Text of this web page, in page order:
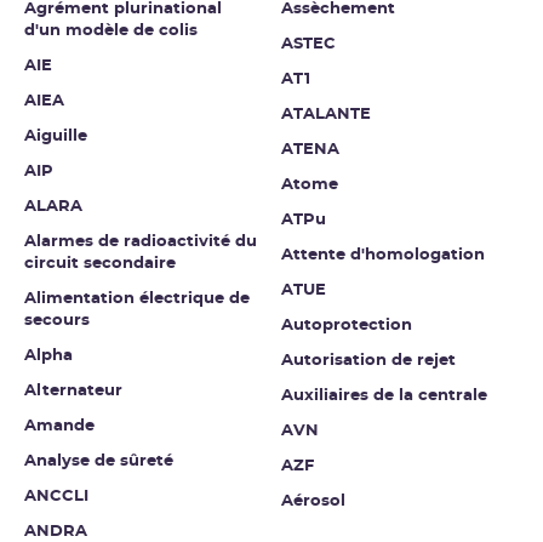
Agrément plurinational
d'un modèle de colis
AIE
AIEA
Aiguille
AIP
ALARA
Alarmes de radioactivité du
circuit secondaire
Alimentation électrique de
secours
Alpha
Alternateur
Amande
Analyse de sûreté
ANCCLI
ANDRA
Assèchement
ASTEC
AT1
ATALANTE
ATENA
Atome
ATPu
Attente d'homologation
ATUE
Autoprotection
Autorisation de rejet
Auxiliaires de la centrale
AVN
AZF
Aérosol